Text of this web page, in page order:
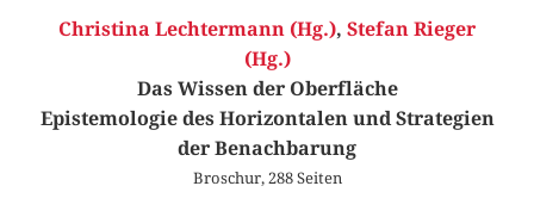
Christina Lechtermann (Hg.), Stefan Rieger
(Hg.)
Das Wissen der Oberfläche
Epistemologie des Horizontalen und Strategien
der Benachbarung
Broschur, 288 Seiten